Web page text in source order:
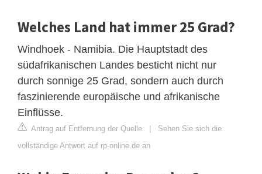
Welches Land hat immer 25 Grad?
Windhoek - Namibia. Die Hauptstadt des
südafrikanischen Landes besticht nicht nur
durch sonnige 25 Grad, sondern auch durch
faszinierende europäische und afrikanische
Einflüsse.
Antrag auf Entfernung der Quelle | Sehen Sie sich die
vollständige Antwort auf rp-online.de an